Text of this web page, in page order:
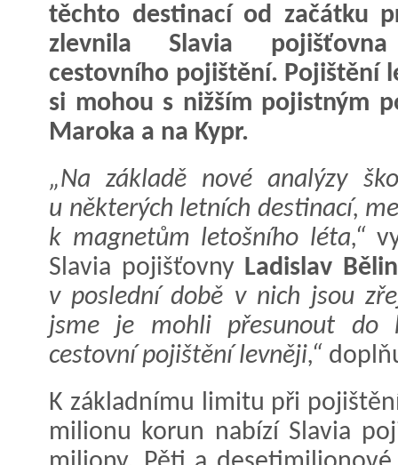
těchto destinací od začátku
zlevnila Slavia
cestovního pojištění. Pojištění
si mohou s nižším pojistným
Maroka a na Kypr.
„Na základě nové analýzy
u některých letních destinací,
k magnetům letošního léta,“
Slavia pojišťovny Ladislav
v poslední době v nich jsou
jsme je mohli přesunout do
cestovní pojištění levněji,“
K základnímu limitu při
milionu korun nabízí Slavia